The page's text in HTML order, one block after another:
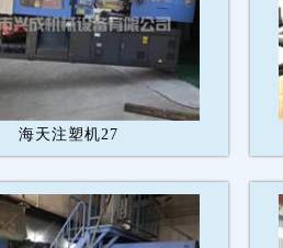
海天注塑机27